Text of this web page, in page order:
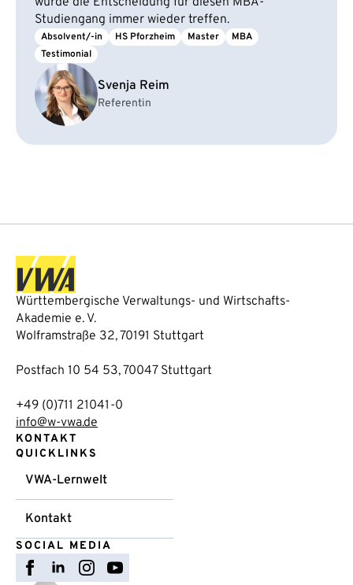
Studiengang immer wieder treffen.
Absolvent/-in HS Pforzheim Master
MBA
Testimonial
Svenja Reim
Referentin
Württembergische Verwaltungs- und Wirtschafts-
Akademie e. V.
Wolframstraße 32, 70191 Stuttgart
Postfach 10 54 53, 70047 Stuttgart
+49 (0)711 21041-0
info@w-vwa.de
KONTAKT
QUICKLINKS
VWA-Lernwelt
Kontakt
SOCIAL MEDIA